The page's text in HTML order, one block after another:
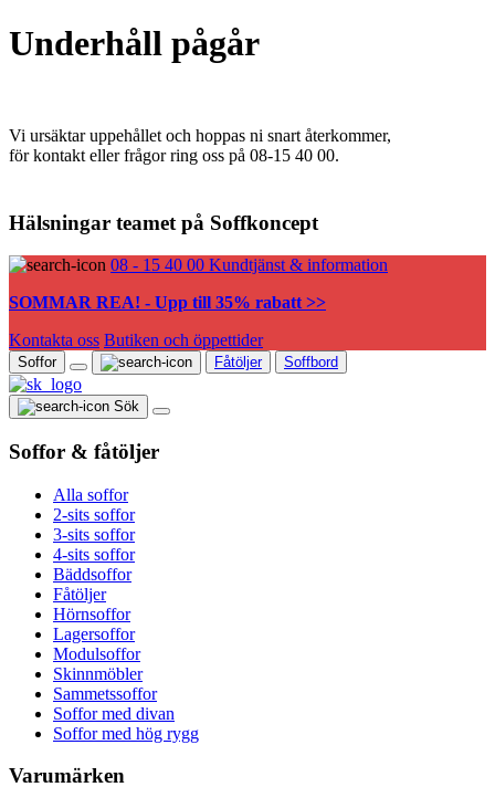
Underhåll pågår
Vi ursäktar uppehållet och hoppas ni snart återkommer,
för kontakt eller frågor ring oss på 08-15 40 00.
Hälsningar teamet på Soffkoncept
08 - 15 40 00 Kundtjänst & information
SOMMAR REA! - Upp till 35% rabatt >>
Kontakta oss Butiken och öppettider
Soffor Fåtöljer Soffbord
Sök
Soffor & fåtöljer
Alla soffor
2-sits soffor
3-sits soffor
4-sits soffor
Bäddsoffor
Fåtöljer
Hörnsoffor
Lagersoffor
Modulsoffor
Skinnmöbler
Sammetssoffor
Soffor med divan
Soffor med hög rygg
Varumärken